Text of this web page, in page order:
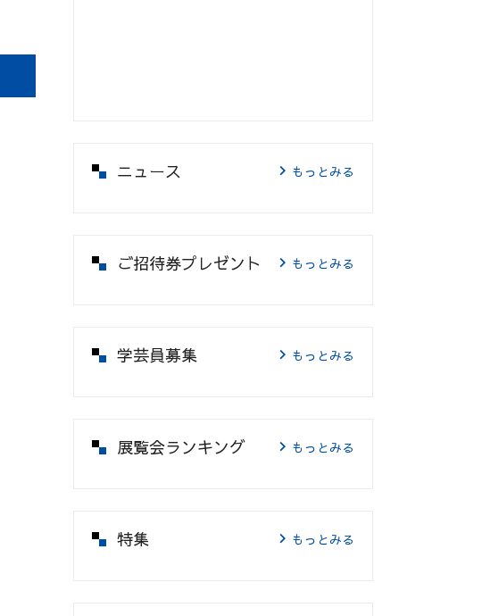
ニュース もっとみる
ご招待券プレゼント もっとみる
学芸員募集 もっとみる
展覧会ランキング もっとみる
特集 もっとみる